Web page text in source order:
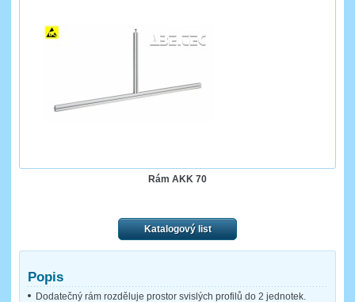
Rám AKK 70
Katalogový list
Popis
Dodatečný rám rozděluje prostor svislých profilů do 2 jednotek.